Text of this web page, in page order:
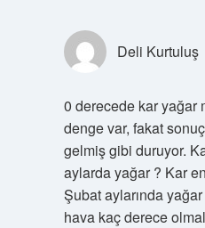
Deli Kurtuluş
0 derecede kar yağar
denge var, fakat
gelmiş gibi duruyor.
aylarda yağar ? Kar
Şubat aylarında
hava kaç derece